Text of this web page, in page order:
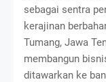
sebagai sentra
kerajinan
Tumang, Jawa
membangun
ditawarkan ke